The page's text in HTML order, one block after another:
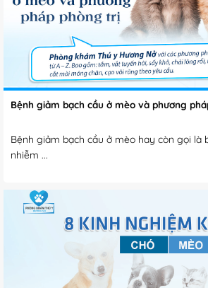
Bệnh giảm bạch cầu ở mèo và phương
Bệnh giảm bạch cầu ở mèo hay còn gọi là
nhiễm ...